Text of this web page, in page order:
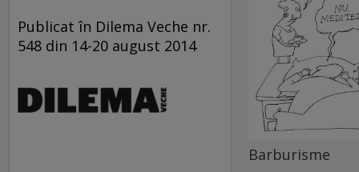
Publicat în Dilema Veche nr.
548 din 14-20 august 2014
Barburisme